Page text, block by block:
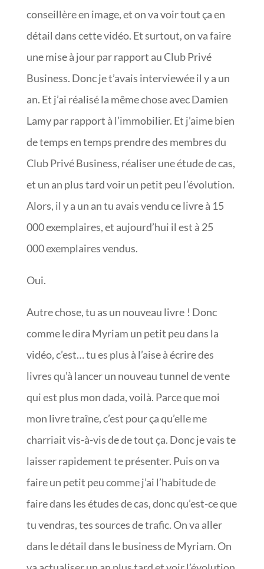
conseillère en image, et on va voir tout ça en
détail dans cette vidéo. Et surtout, on va faire
une mise à jour par rapport au Club Privé
Business. Donc je t’avais interviewée il y a un
an. Et j’ai réalisé la même chose avec Damien
Lamy par rapport à l’immobilier. Et j’aime bien
de temps en temps prendre des membres du
Club Privé Business, réaliser une étude de cas,
et un an plus tard voir un petit peu l’évolution.
Alors, il y a un an tu avais vendu ce livre à 15
000 exemplaires, et aujourd’hui il est à 25
000 exemplaires vendus.
Oui.
Autre chose, tu as un nouveau livre ! Donc
comme le dira Myriam un petit peu dans la
vidéo, c’est… tu es plus à l’aise à écrire des
livres qu’à lancer un nouveau tunnel de vente
qui est plus mon dada, voilà. Parce que moi
mon livre traîne, c’est pour ça qu’elle me
charriait vis-à-vis de de tout ça. Donc je vais te
laisser rapidement te présenter. Puis on va
faire un petit peu comme j’ai l’habitude de
faire dans les études de cas, donc qu’est-ce que
tu vendras, tes sources de trafic. On va aller
dans le détail dans le business de Myriam. On